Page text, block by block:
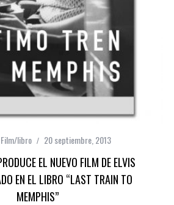
Film/libro 20 septiembre, 2013
EL NUEVO FILM DE ELVIS
EN EL LIBRO “LAST TRAIN TO
MEMPHIS”